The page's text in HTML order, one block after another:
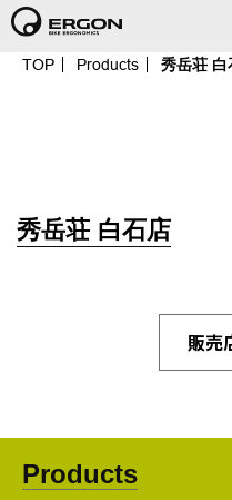
TOP Products 秀岳荘 白
秀岳荘 白石店
販売
Products